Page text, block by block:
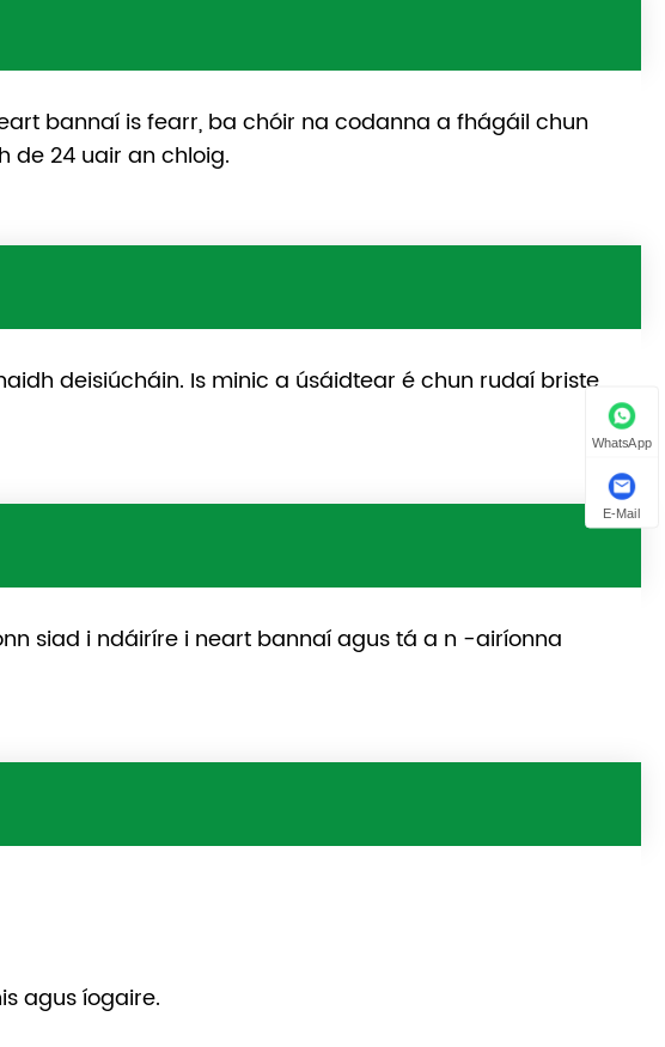
bannaí is fearr, ba chóir na codanna a fhágáil chun
de 24 uair an chloig.
deisiúcháin. Is minic a úsáidtear é chun rudaí briste
siad i ndáiríre i neart bannaí agus tá a n -airíonna
agus íogaire.
WhatsApp
E-Mail